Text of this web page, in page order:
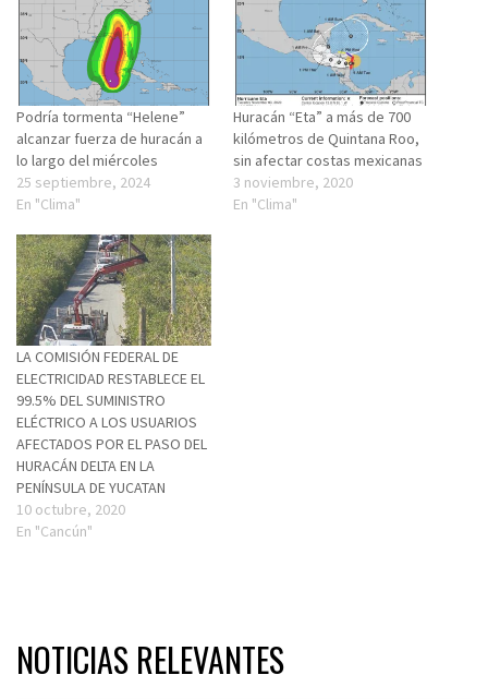
Podría tormenta “Helene”
alcanzar fuerza de huracán a
lo largo del miércoles
25 septiembre, 2024
En "Clima"
Huracán “Eta” a más de 700
kilómetros de Quintana Roo,
sin afectar costas mexicanas
3 noviembre, 2020
En "Clima"
LA COMISIÓN FEDERAL DE
ELECTRICIDAD RESTABLECE EL
99.5% DEL SUMINISTRO
ELÉCTRICO A LOS USUARIOS
AFECTADOS POR EL PASO DEL
HURACÁN DELTA EN LA
PENÍNSULA DE YUCATAN
10 octubre, 2020
En "Cancún"
NOTICIAS RELEVANTES